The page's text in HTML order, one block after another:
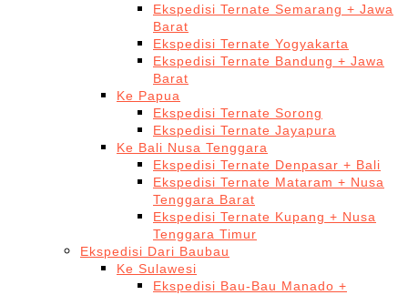
Ekspedisi Ternate Semarang + Jawa
Barat
Ekspedisi Ternate Yogyakarta
Ekspedisi Ternate Bandung + Jawa
Barat
Ke Papua
Ekspedisi Ternate Sorong
Ekspedisi Ternate Jayapura
Ke Bali Nusa Tenggara
Ekspedisi Ternate Denpasar + Bali
Ekspedisi Ternate Mataram + Nusa
Tenggara Barat
Ekspedisi Ternate Kupang + Nusa
Tenggara Timur
Ekspedisi Dari Baubau
Ke Sulawesi
Ekspedisi Bau-Bau Manado +